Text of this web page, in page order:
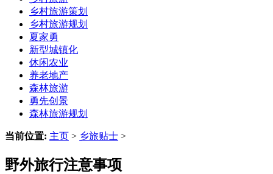
乡村旅游策划
乡村旅游规划
夏家勇
新型城镇化
休闲农业
养老地产
森林旅游
勇先创景
森林旅游规划
当前位置: 主页 > 乡旅贴士 >
野外旅行注意事项